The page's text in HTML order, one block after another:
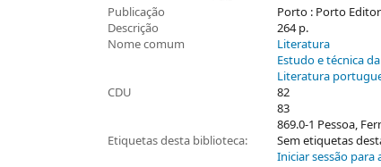
Publicação
Porto : Porto
Descrição
264 p.
Nome comum
Literatura
Estudo e técnica
Literatura
CDU
82
83
869.0-1 Pessoa,
Etiquetas desta biblioteca:
Sem etiquetas
Iniciar sessão para